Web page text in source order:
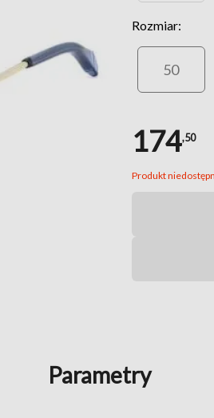
Rozmiar:
50
174,50
Produkt
Parametry